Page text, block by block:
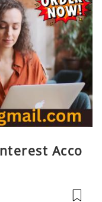
Acco